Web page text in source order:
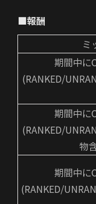
■報酬
ミ
期間中に
(RANKED/
期間中に
(RANKED/
物
期間中に
(RANKED/